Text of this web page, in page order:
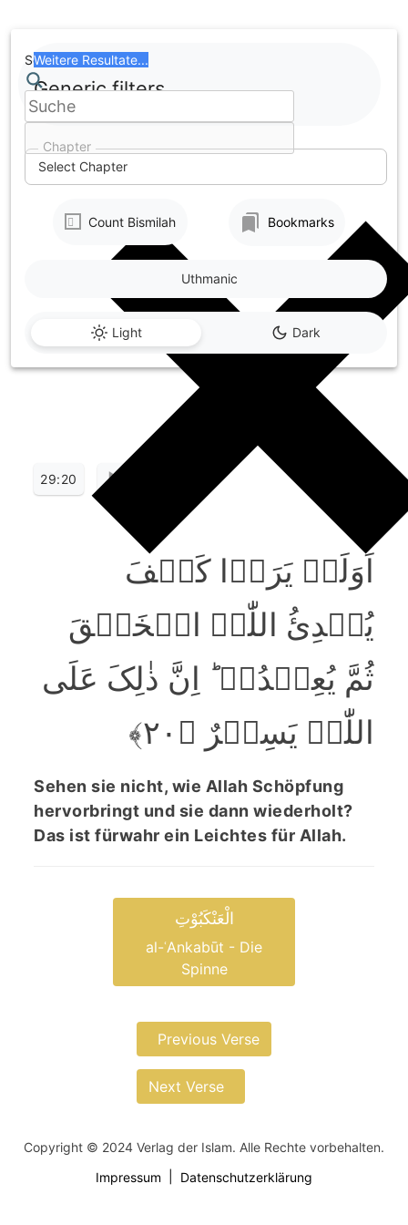
to
content
Chapter
Select Chapter
Search
Weitere Resultate...
Generic filters
Count Bismilah Bookmarks
Light Dark
Uthmanic
29:20
اَوَلَمۡ یَرَوۡا کَیۡفَ
یُبۡدِئُ اللّٰہُ الۡخَلۡقَ
ثُمَّ یُعِیۡدُہٗ ؕ اِنَّ ذٰلِکَ عَلَی
اللّٰہِ یَسِیۡرٌ ﴿۲۰﴾
Sehen sie nicht, wie Allah Schöpfung
hervorbringt und sie dann wiederholt?
Das ist fürwahr ein Leichtes für Allah.
الْعَنْکَبُوْتِ
al-ʿAnkabūt - Die
Spinne
Previous Verse
Next Verse
Copyright © 2024 Verlag der Islam. Alle Rechte vorbehalten.
Impressum
Datenschutzerklärung